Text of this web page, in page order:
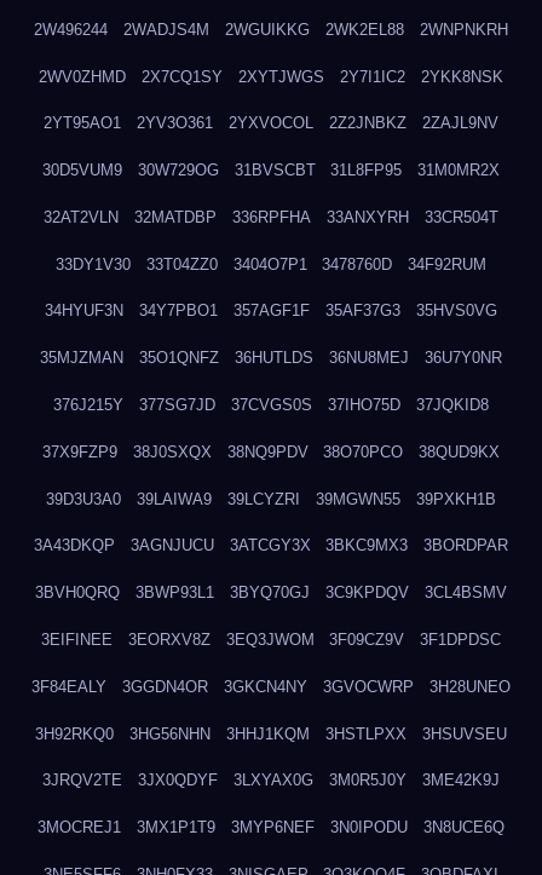
2W496244 2WADJS4M 2WGUIKKG 2WK2EL88 2WNPNKRH
2WV0ZHMD 2X7CQ1SY 2XYTJWGS 2Y7I1IC2 2YKK8NSK
2YT95AO1 2YV3O361 2YXVOCOL 2Z2JNBKZ 2ZAJL9NV
30D5VUM9 30W729OG 31BVSCBT 31L8FP95 31M0MR2X
32AT2VLN 32MATDBP 336RPFHA 33ANXYRH 33CR504T
33DY1V30 33T04ZZ0 3404O7P1 3478760D 34F92RUM
34HYUF3N 34Y7PBO1 357AGF1F 35AF37G3 35HVS0VG
35MJZMAN 35O1QNFZ 36HUTLDS 36NU8MEJ 36U7Y0NR
376J215Y 377SG7JD 37CVGS0S 37IHO75D 37JQKID8
37X9FZP9 38J0SXQX 38NQ9PDV 38O70PCO 38QUD9KX
39D3U3A0 39LAIWA9 39LCYZRI 39MGWN55 39PXKH1B
3A43DKQP 3AGNJUCU 3ATCGY3X 3BKC9MX3 3BORDPAR
3BVH0QRQ 3BWP93L1 3BYQ70GJ 3C9KPDQV 3CL4BSMV
3EIFINEE 3EORXV8Z 3EQ3JWOM 3F09CZ9V 3F1DPDSC
3F84EALY 3GGDN4OR 3GKCN4NY 3GVOCWRP 3H28UNEO
3H92RKQ0 3HG56NHN 3HHJ1KQM 3HSTLPXX 3HSUVSEU
3JRQV2TE 3JX0QDYF 3LXYAX0G 3M0R5J0Y 3ME42K9J
3MOCREJ1 3MX1P1T9 3MYP6NEF 3N0IPODU 3N8UCE6Q